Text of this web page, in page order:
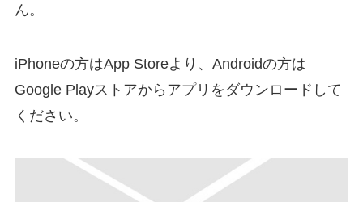
ん。
iPhoneの方はApp Storeより、Androidの方は
Google Playストアからアプリをダウンロードして
ください。